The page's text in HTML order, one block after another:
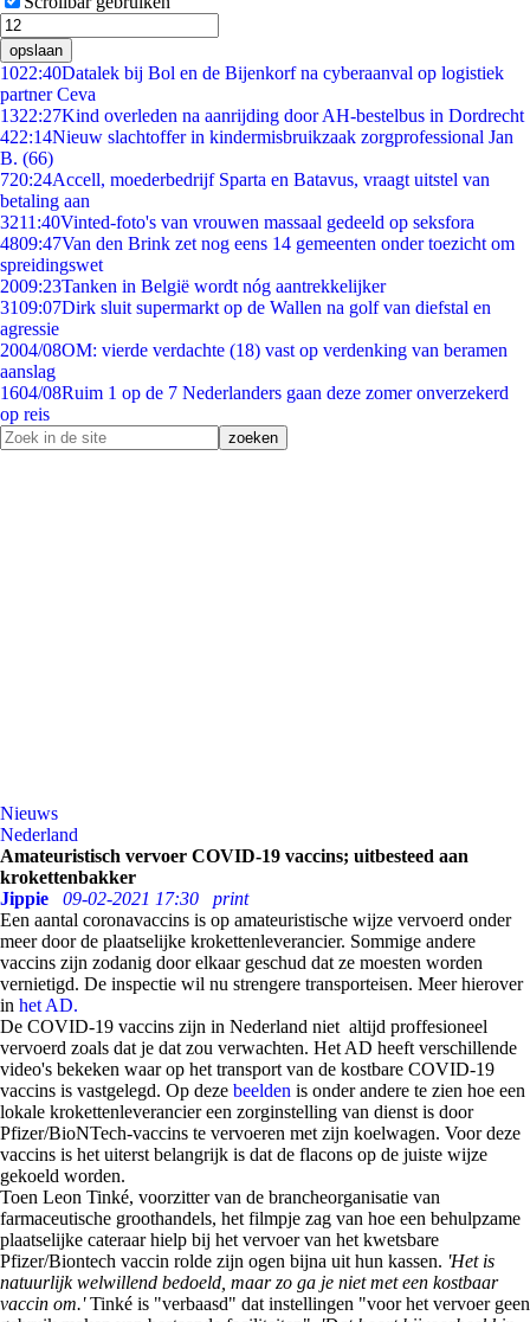
opslaan
1022:40Datalek bij Bol en de Bijenkorf na cyberaanval op logistiek
partner Ceva
1322:27Kind overleden na aanrijding door AH-bestelbus in Dordrecht
422:14Nieuw slachtoffer in kindermisbruikzaak zorgprofessional Jan
B. (66)
720:24Accell, moederbedrijf Sparta en Batavus, vraagt uitstel van
betaling aan
3211:40Vinted-foto's van vrouwen massaal gedeeld op seksfora
4809:47Van den Brink zet nog eens 14 gemeenten onder toezicht om
spreidingswet
2009:23Tanken in België wordt nóg aantrekkelijker
3109:07Dirk sluit supermarkt op de Wallen na golf van diefstal en
agressie
2004/08OM: vierde verdachte (18) vast op verdenking van beramen
aanslag
1604/08Ruim 1 op de 7 Nederlanders gaan deze zomer onverzekerd
op reis
Nieuws
Nederland
Amateuristisch vervoer COVID-19 vaccins; uitbesteed aan
krokettenbakker
Jippie
09-02-2021 17:30
print
Een aantal coronavaccins is op amateuristische wijze vervoerd onder
meer door de plaatselijke krokettenleverancier. Sommige andere
vaccins zijn zodanig door elkaar geschud dat ze moesten worden
vernietigd. De inspectie wil nu strengere transporteisen. Meer hierover
in het AD.
De COVID-19 vaccins zijn in Nederland niet altijd proffesioneel
vervoerd zoals dat je dat zou verwachten. Het AD heeft verschillende
video's bekeken waar op het transport van de kostbare COVID-19
vaccins is vastgelegd. Op deze beelden is onder andere te zien hoe een
lokale krokettenleverancier een zorginstelling van dienst is door
Pfizer/BioNTech-vaccins te vervoeren met zijn koelwagen. Voor deze
vaccins is het uiterst belangrijk is dat de flacons op de juiste wijze
gekoeld worden.
Toen Leon Tinké, voorzitter van de brancheorganisatie van
farmaceutische groothandels, het filmpje zag van hoe een behulpzame
plaatselijke cateraar hielp bij het vervoer van het kwetsbare
Pfizer/Biontech vaccin rolde zijn ogen bijna uit hun kassen. 'Het is
natuurlijk welwillend bedoeld, maar zo ga je niet met een kostbaar
vaccin om.'Tinké is "verbaasd" dat instellingen "voor het vervoer geen